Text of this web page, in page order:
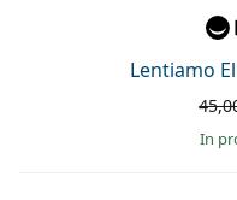
Lentiamo
in